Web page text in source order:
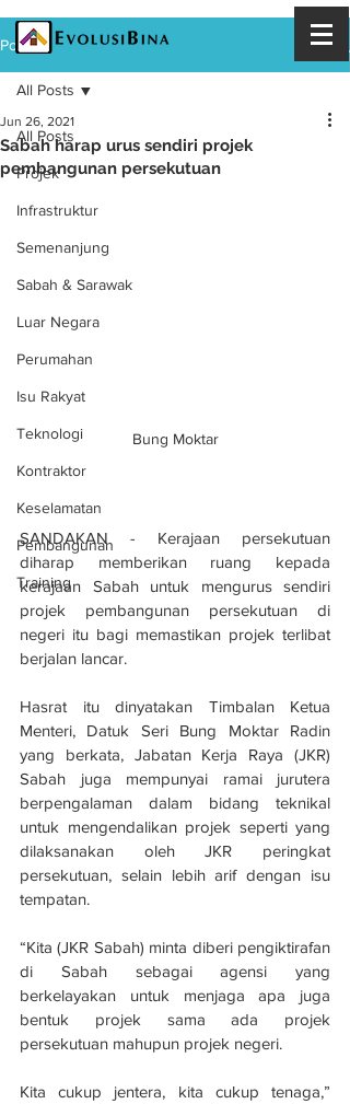
Post
All Posts
Projek
Infrastruktur
Semenanjung
Sabah & Sarawak
Luar Negara
Perumahan
Isu Rakyat
Teknologi
Kontraktor
Keselamatan
Pembangunan
Training
All Posts
Sabah harap urus sendiri projek
pembangunan persekutuan
Jun 26, 2021
Bung Moktar
SANDAKAN - Kerajaan persekutuan
diharap memberikan ruang kepada
kerajaan Sabah untuk mengurus sendiri
projek pembangunan persekutuan di
negeri itu bagi memastikan projek terlibat
berjalan lancar.
Hasrat itu dinyatakan Timbalan Ketua
Menteri, Datuk Seri Bung Moktar Radin
yang berkata, Jabatan Kerja Raya (JKR)
Sabah juga mempunyai ramai jurutera
berpengalaman dalam bidang teknikal
untuk mengendalikan projek seperti yang
dilaksanakan oleh JKR peringkat
persekutuan, selain lebih arif dengan isu
tempatan.
“Kita (JKR Sabah) minta diberi pengiktirafan
di Sabah sebagai agensi yang
berkelayakan untuk menjaga apa juga
bentuk projek sama ada projek
persekutuan mahupun projek negeri.
Kita cukup jentera, kita cukup tenaga,”